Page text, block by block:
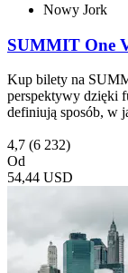
Nowy Jork
SUMMIT One
Kup bilety na
perspektywy dzięki
definiują sposób, w
4,7 (6 232)
Od
54,44 USD